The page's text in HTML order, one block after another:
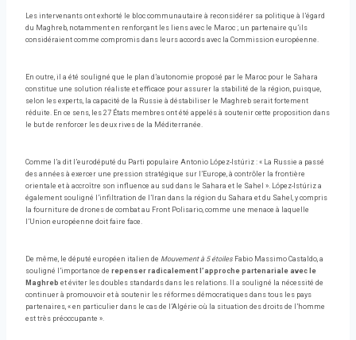
Les intervenants ont exhorté le bloc communautaire à reconsidérer sa politique à l’égard
du Maghreb, notamment en renforçant les liens avec le Maroc ; un partenaire qu’ils
considéraient comme compromis dans leurs accords avec la Commission européenne.
En outre, il a été souligné que le plan d’autonomie proposé par le Maroc pour le Sahara
constitue une solution réaliste et efficace pour assurer la stabilité de la région, puisque,
selon les experts, la capacité de la Russie à déstabiliser le Maghreb serait fortement
réduite. En ce sens, les 27 États membres ont été appelés à soutenir cette proposition dans
le but de renforcer les deux rives de la Méditerranée.
Comme l’a dit l’eurodéputé du Parti populaire Antonio López-Istúriz : « La Russie a passé
des années à exercer une pression stratégique sur l’Europe, à contrôler la frontière
orientale et à accroître son influence au sud dans le Sahara et le Sahel ». López-Istúriz a
également souligné l’infiltration de l’Iran dans la région du Sahara et du Sahel, y compris
la fourniture de drones de combat au Front Polisario, comme une menace à laquelle
l’Union européenne doit faire face.
De même, le député européen italien de Mouvement à 5 étoiles Fabio Massimo Castaldo, a
souligné l’importance de repenser radicalement l’approche partenariale avec le
Maghreb et éviter les doubles standards dans les relations. Il a souligné la nécessité de
continuer à promouvoir et à soutenir les réformes démocratiques dans tous les pays
partenaires, « en particulier dans le cas de l’Algérie où la situation des droits de l’homme
est très préoccupante ».